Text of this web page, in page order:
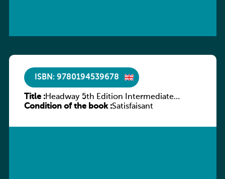
ISBN: 9780194539678
Title :Headway 5th Edition Intermediate
Workbook without key
Condition of the book :Satisfaisant